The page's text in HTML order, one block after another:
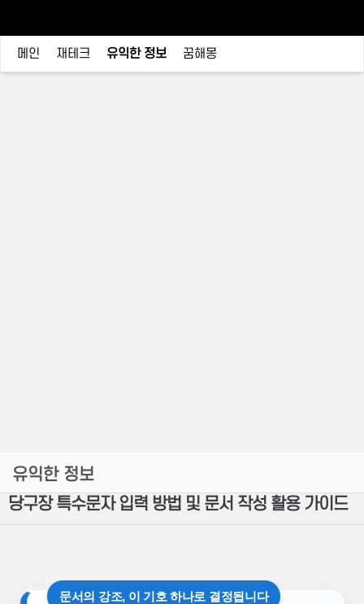
메인 재테크 유익한 정보 꿈해몽
유익한 정보
당구장 특수문자 입력 방법 및 문서 작성 활용 가이드
문서의 강조, 이 기호 하나로 결정됩니다